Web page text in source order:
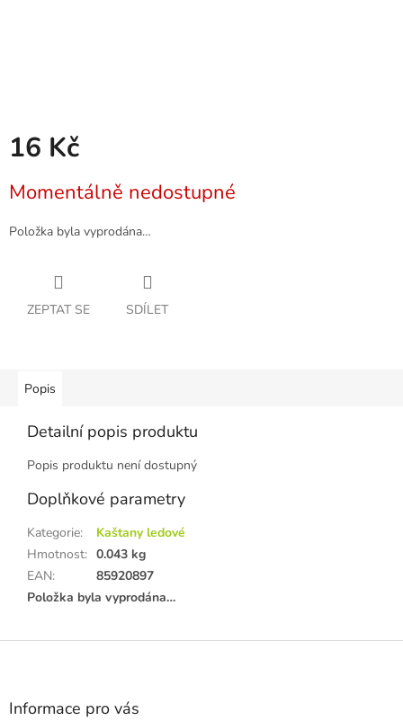
16 Kč
cena:
Momentálně nedostupné
Položka byla vyprodána…
ZEPTAT SE SDÍLET
Popis
Detailní popis produktu
Popis produktu není dostupný
Doplňkové parametry
Kategorie:
Kaštany ledové
Hmotnost: 0.043 kg
EAN:
85920897
Položka byla vyprodána…
Z
Informace pro vás